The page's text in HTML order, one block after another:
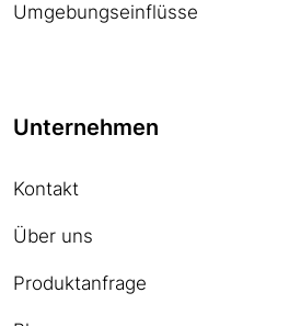
Umgebungseinflüsse
Unternehmen
Kontakt
Über uns
Produktanfrage